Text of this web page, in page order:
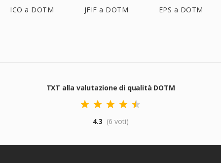
ICO a DOTM JFIF a DOTM EPS a DOTM
TXT alla valutazione di qualità DOTM
4.3 (6 voti)